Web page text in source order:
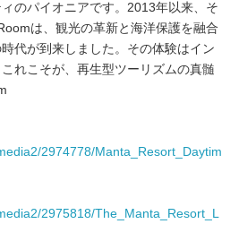
のパイオニアです。2013年以来、そ
は、観光の革新と海洋保護を融合
代が到来しました。その体験はイン
れこそが、再生型ツーリズムの真髄
2974778/Manta_Resort_Daytim
2975818/The_Manta_Resort_L